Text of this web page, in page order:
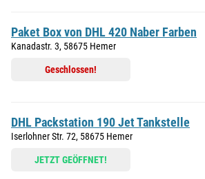
Paket Box von DHL 420 Naber Farben
Kanadastr. 3, 58675 Hemer
Geschlossen!
DHL Packstation 190 Jet Tankstelle
Iserlohner Str. 72, 58675 Hemer
JETZT GEÖFFNET!